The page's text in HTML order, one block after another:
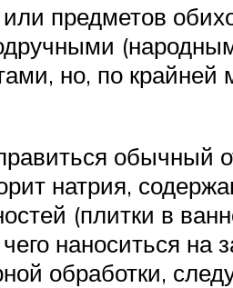
предметов
но, по крайней
обычный
натрия,
(плитки в
наноситься на
обработки,